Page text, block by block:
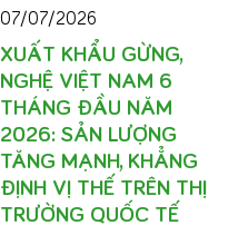
07/07/2026
XUẤT KHẨU GỪNG,
NGHỆ VIỆT NAM 6
THÁNG ĐẦU NĂM
2026: SẢN LƯỢNG
TĂNG MẠNH, KHẲNG
ĐỊNH VỊ THẾ TRÊN THỊ
TRƯỜNG QUỐC TẾ